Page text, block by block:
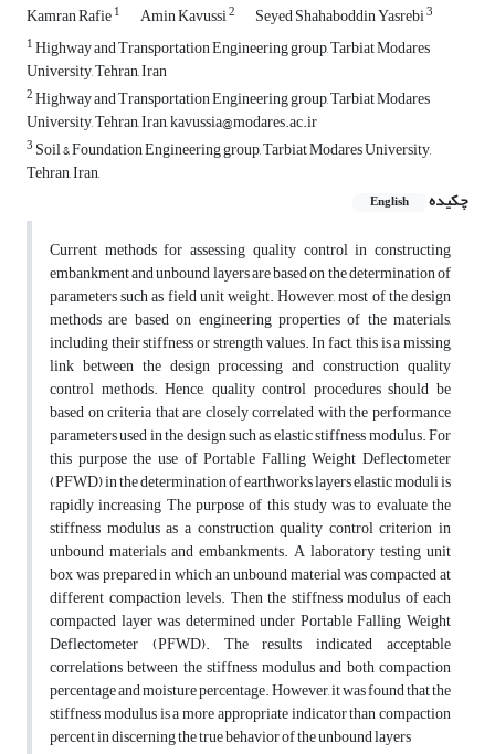
Kamran Rafie1 Amin Kavussi2 Seyed Shahaboddin Yasrebi3
1Highway and Transportation Engineering group, Tarbiat Modares
University, Tehran, Iran
2Highway and Transportation Engineering group, Tarbiat Modares
University, Tehran, Iran, kavussia@modares.ac.ir
3 Soil & Foundation Engineering group, Tarbiat Modares University,
Tehran, Iran,
چکیده
English
Current methods for assessing quality control in constructing
embankment and unbound layers are based on the determination of
parameters such as field unit weight. However, most of the design
methods are based on engineering properties of the materials,
including their stiffness or strength values. In fact, this is a missing
link between the design processing and construction quality
control methods. Hence, quality control procedures should be
based on criteria that are closely correlated with the performance
parameters used in the design such as elastic stiffness modulus. For
this purpose the use of Portable Falling Weight Deflectometer
(PFWD) in the determination of earthworks layers elastic moduli is
rapidly increasing The purpose of this study was to evaluate the
stiffness modulus as a construction quality control criterion in
unbound materials and embankments. A laboratory testing unit
box was prepared in which an unbound material was compacted at
different compaction levels. Then the stiffness modulus of each
compacted layer was determined under Portable Falling Weight
Deflectometer (PFWD). The results indicated acceptable
correlations between the stiffness modulus and both compaction
percentage and moisture percentage. However, it was found that the
stiffness modulus is a more appropriate indicator than compaction
percent in discerning the true behavior of the unbound layers